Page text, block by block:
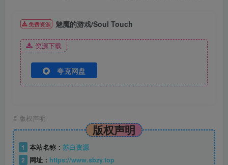
免费资源 魅魔的游戏/Soul Touch
资源下载
夸克网盘
© 版权声明
版权声明
1 本站名称： 苏白资源
2
网址： https://www.sbzy.top